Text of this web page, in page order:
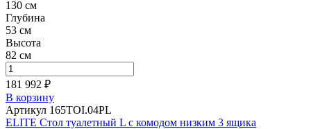
130 см
Глубина
53 см
Высота
82 см
181 992 ₽
В корзину
Артикул 165TOI.04PL
ELITE Стол туалетный L с комодом низким 3 ящика